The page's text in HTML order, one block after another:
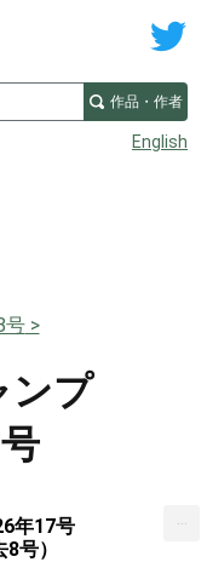
作品・作者
English
号
ンプ
年17号
号）